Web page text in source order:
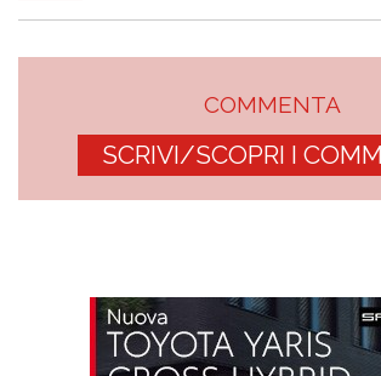
COMMENTA
SCRIVI/SCOPRI I